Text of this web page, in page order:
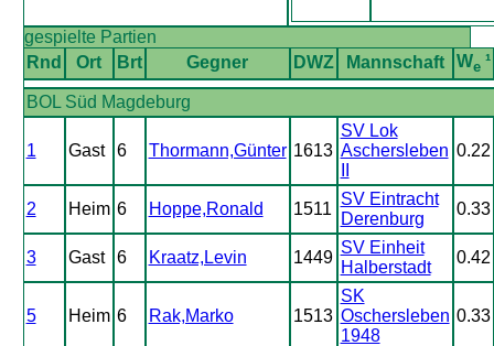
gespielte Partien
Rnd
Ort Brt Gegner DWZ Mannschaft We¹
BOL Süd Magdeburg
1 Gast 6 Thormann,Günter 1613
SV Lok
Aschersleben 0.22
2 Heim 6 Hoppe,Ronald 1511
SV Eintracht
Derenburg
0.33
3 Gast 6 Kraatz,Levin 1449
SV Einheit
Halberstadt
0.42
5 Heim 6 Rak,Marko 1513
SK
Oschersleben
1948
0.33